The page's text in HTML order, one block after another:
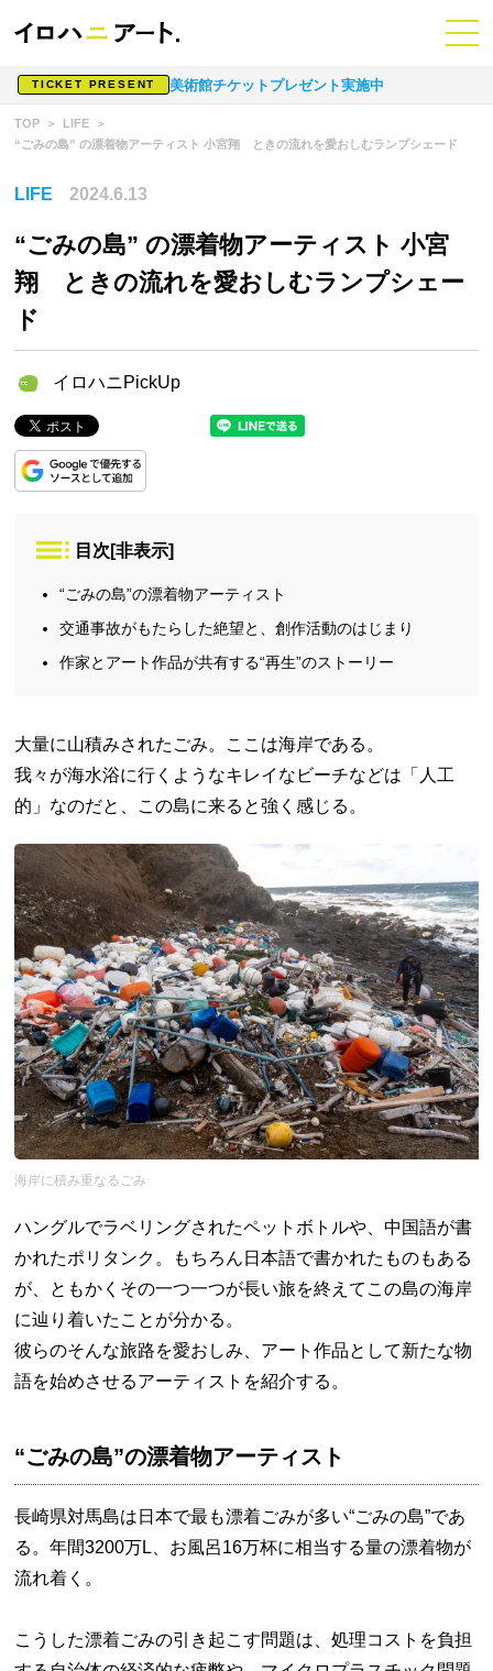
TICKET PRESENT 美術館チケットプレゼント実施中
TOP
LIFE
“ごみの島” の漂着物アーティスト 小宮翔 ときの流れを愛おしむランプシェード
LIFE 2024.6.13
“ごみの島” の漂着物アーティスト 小宮
翔 ときの流れを愛おしむランプシェー
ド
イロハニPickUp
目次 [非表示]
“ごみの島”の漂着物アーティスト
交通事故がもたらした絶望と、創作活動のはじまり
作家とアート作品が共有する“再生”のストーリー
大量に山積みされたごみ。ここは海岸である。
我々が海水浴に行くようなキレイなビーチなどは「人工
的」なのだと、この島に来ると強く感じる。
海岸に積み重なるごみ
ハングルでラベリングされたペットボトルや、中国語が書
かれたポリタンク。もちろん日本語で書かれたものもある
が、ともかくその一つ一つが長い旅を終えてこの島の海岸
に辿り着いたことが分かる。
彼らのそんな旅路を愛おしみ、アート作品として新たな物
語を始めさせるアーティストを紹介する。
“ごみの島”の漂着物アーティスト
長崎県対馬島は日本で最も漂着ごみが多い“ごみの島”であ
る。年間3200万L、お風呂16万杯に相当する量の漂着物が
流れ着く。
こうした漂着ごみの引き起こす問題は、処理コストを負担